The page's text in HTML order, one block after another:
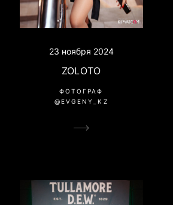
23 ноября 2024
ZOLOTO
ФОТОГРАФ
@EVGENY_KZ